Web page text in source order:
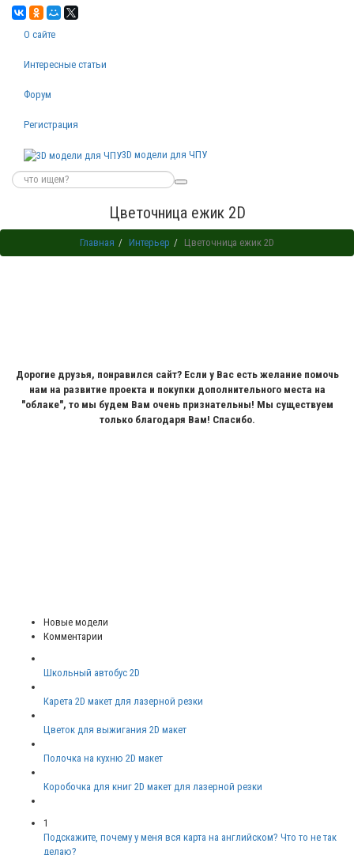
О сайте
Интересные статьи
Форум
Регистрация
3D модели для ЧПУ
Цветочница ежик 2D
Главная Интерьер Цветочница ежик 2D
Дорогие друзья, понравился сайт? Если у Вас есть желание помочь
нам на развитие проекта и покупки дополнительного места на
"облаке", то мы будем Вам очень признательны! Мы существуем
только благодаря Вам! Спасибо.
Новые модели
Комментарии
Школьный автобус 2D
Карета 2D макет для лазерной резки
Цветок для выжигания 2D макет
Полочка на кухню 2D макет
Коробочка для книг 2D макет для лазерной резки
1
Подскажите, почему у меня вся карта на английском? Что то не так
делаю?